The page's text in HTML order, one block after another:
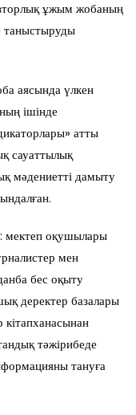
ұжым жобаның
таныстыруды
аясында үлкен
ішінде
атты
сауаттылық
мәдениетті дамыту
мектеп оқушылары
мен
бес оқыту
деректер базалары
тәжірибеде
тануға